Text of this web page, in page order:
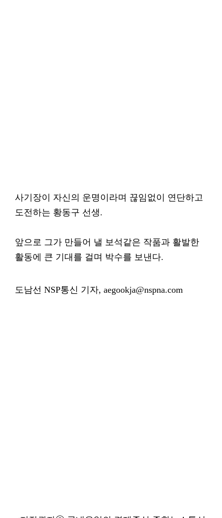
사기장이 자신의 운명이라며 끊임없이 연단하고
도전하는 황동구 선생.
앞으로 그가 만들어 낼 보석같은 작품과 활발한
활동에 큰 기대를 걸며 박수를 보낸다.
도남선 NSP통신 기자, aegookja@nspna.com